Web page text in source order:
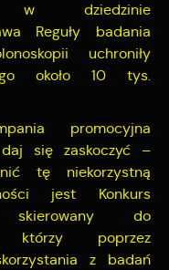
w dziedzinie
Reguły badania
uchroniły
około 10 tys.
promocyjna
daj się zaskoczyć –
tę niekorzystną
jest Konkurs
skierowany do
którzy poprzez
z badań